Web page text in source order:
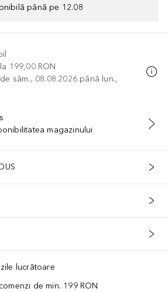
până pe 12.08
199,00 RON
sâm., 08.08.2026 până lun.,
ÎN COŞ
magazinului
lucrătoare
de min. 199 RON